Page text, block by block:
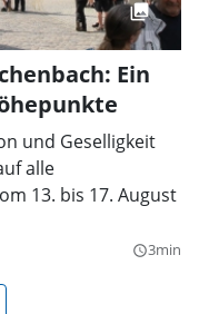
Ein
und Geselligkeit
alle
13. bis 17. August
query_builder3min